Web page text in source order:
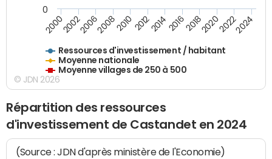
Ressources d'investissement / habitant
Moyenne nationale
Moyenne villages de 250 à 500
20002002200620082010 2012201420162018202020222024
0
© JDN 2026
Répartition des ressources
d'investissement de Castandet en 2024
(Source : JDN d'après ministère de l'Economie)